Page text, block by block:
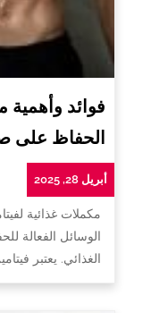
فوائد وأهمية
الحفاظ على
أبريل 28, 2025
مكملات غذائية
الوسائل الفعالة
الغذائي. يعتبر